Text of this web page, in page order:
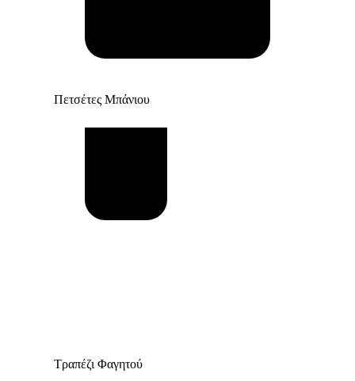
Πετσέτες Μπάνιου
Τραπέζι Φαγητού